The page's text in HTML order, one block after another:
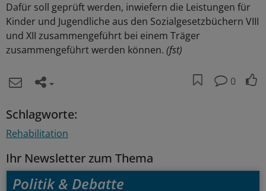
Dafür soll geprüft werden, inwiefern die Leistungen für
Kinder und Jugendliche aus den Sozialgesetzbüchern VIII
und XII zusammengeführt bei einem Träger
zusammengeführt werden können. (fst)
0
Schlagworte:
Rehabilitation
Ihr Newsletter zum Thema
Politik & Debatte